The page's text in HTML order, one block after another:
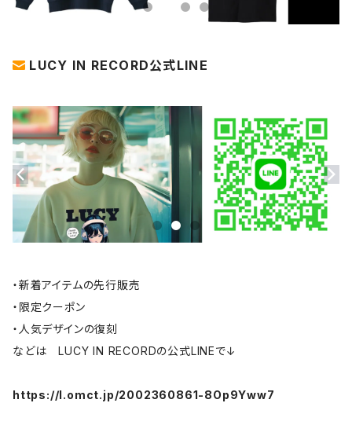
LUCY IN RECORD公式LINE
・新着アイテムの先行販売
・限定クーポン
・人気デザインの復刻
などは LUCY IN RECORDの公式LINEで↓
https://l.omct.jp/2002360861-8Op9Yww7